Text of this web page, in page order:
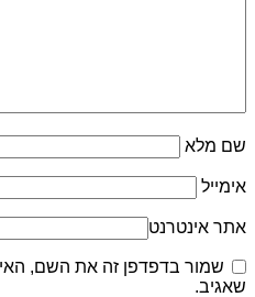
שם מלא
אימייל
אתר אינטרנט
שמור בדפדפן זה את השם,
שאגיב.